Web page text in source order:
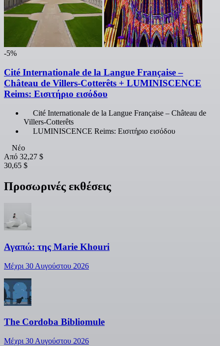
-5%
Cité Internationale de la Langue Française –
Château de Villers-Cotterêts + LUMINISCENCE
Reims: Εισιτήριο εισόδου
Cité Internationale de la Langue Française – Château de
Villers-Cotterêts
LUMINISCENCE Reims: Εισιτήριο εισόδου
Νέο
Από 32,27 $
30,65 $
Προσωρινές εκθέσεις
Αγαπώ: της Marie Khouri
Μέχρι 30 Αυγούστου 2026
The Cordoba Bibliomule
Μέχρι 30 Αυγούστου 2026